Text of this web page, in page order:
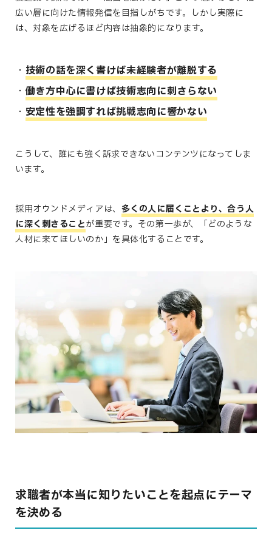
広い層に向けた情報発信を目指しがちです。しかし実際に
は、対象を広げるほど内容は抽象的になります。
技術の話を深く書けば未経験者が離脱する
働き方中心に書けば技術志向に刺さらない
安定性を強調すれば挑戦志向に響かない
こうして、誰にも強く訴求できないコンテンツになってしま
います。
採用オウンドメディアは、 多くの人に届くことより、合う人
に深く刺さることが重要です。 その第一歩が、「どのような
人材に来てほしいのか」を具体化することです。
求職者が本当に知りたいことを起点にテーマ
を決める